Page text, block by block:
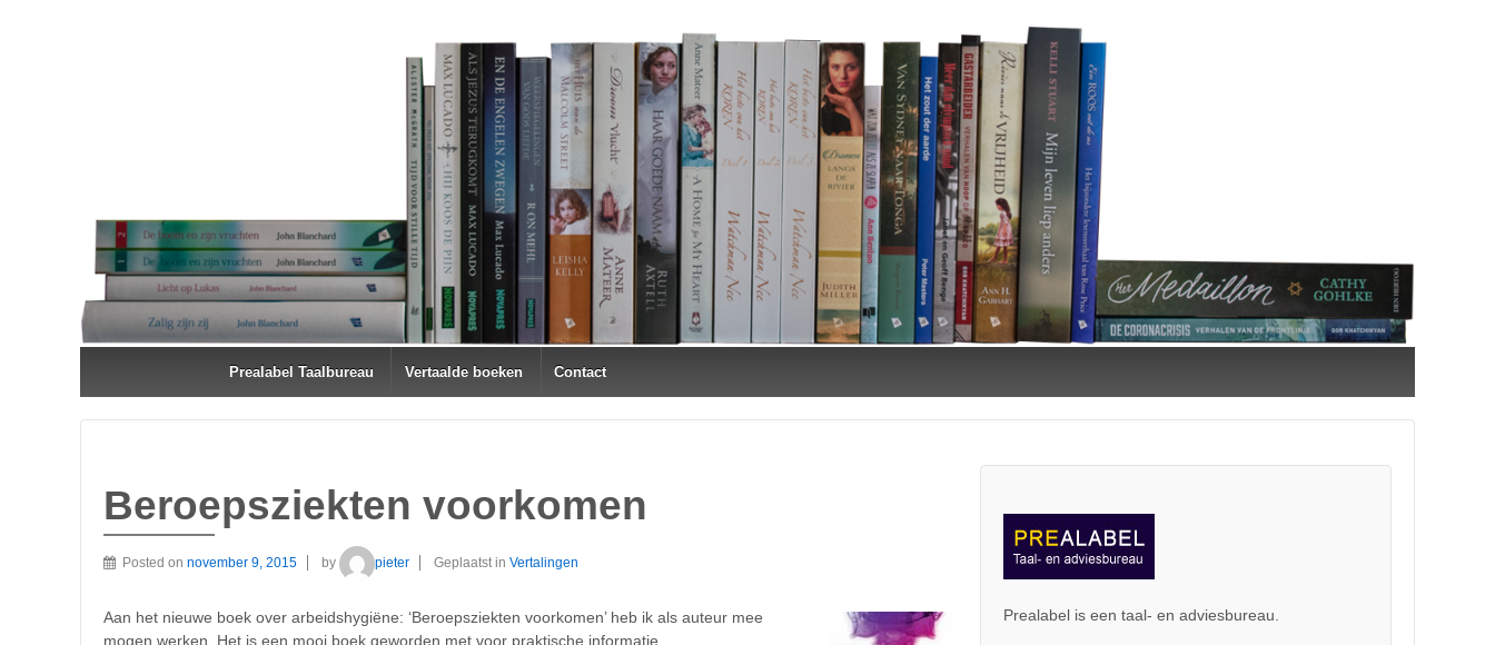
Prealabel Taalbureau Vertaalde boeken Contact
Beroepsziekten voorkomen
Posted on november 9, 2015 by pieter Geplaatst in Vertalingen
Aan het nieuwe boek over arbeidshygiëne: ‘Beroepsziekten voorkomen’ heb ik als auteur mee
mogen werken. Het is een mooi boek geworden met voor praktische informatie.
Prealabel is een taal- en adviesbureau.